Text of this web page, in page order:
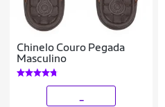
Chinelo Couro Pegada
Masculino